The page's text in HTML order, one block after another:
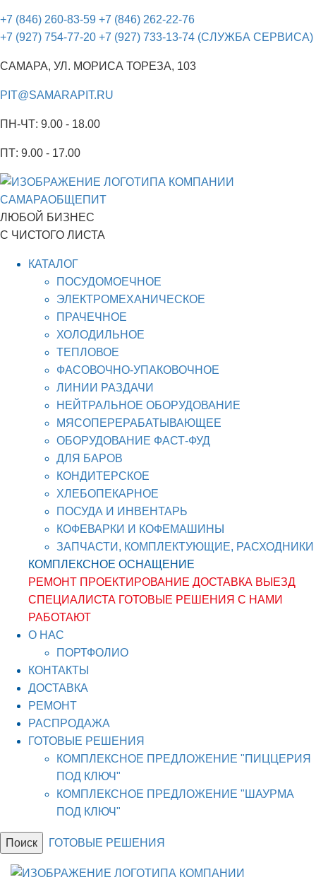
+7 (846) 260-83-59 +7 (846) 262-22-76
+7 (927) 754-77-20 +7 (927) 733-13-74 (CЛУЖБА СЕРВИСА)
САМАРА, УЛ. МОРИСА ТОРЕЗА, 103
PIT@SAMARAPIT.RU
ПН-ЧТ: 9.00 - 18.00
ПТ: 9.00 - 17.00
ЛЮБОЙ БИЗНЕС
С ЧИСТОГО ЛИСТА
КАТАЛОГ
ПОСУДОМОЕЧНОЕ
ЭЛЕКТРОМЕХАНИЧЕСКОЕ
ПРАЧЕЧНОЕ
ХОЛОДИЛЬНОЕ
ТЕПЛОВОЕ
ФАСОВОЧНО-УПАКОВОЧНОЕ
ЛИНИИ РАЗДАЧИ
НЕЙТРАЛЬНОЕ ОБОРУДОВАНИЕ
МЯСОПЕРЕРАБАТЫВАЮЩЕЕ
ОБОРУДОВАНИЕ ФАСТ-ФУД
ДЛЯ БАРОВ
КОНДИТЕРСКОЕ
ХЛЕБОПЕКАРНОЕ
ПОСУДА И ИНВЕНТАРЬ
КОФЕВАРКИ И КОФЕМАШИНЫ
ЗАПЧАСТИ, КОМПЛЕКТУЮЩИЕ, РАСХОДНИКИ
КОМПЛЕКСНОЕ ОСНАЩЕНИЕ
РЕМОНТ ПРОЕКТИРОВАНИЕ ДОСТАВКА ВЫЕЗД
СПЕЦИАЛИСТА ГОТОВЫЕ РЕШЕНИЯ С НАМИ
РАБОТАЮТ
О НАС
ПОРТФОЛИО
КОНТАКТЫ
ДОСТАВКА
РЕМОНТ
РАСПРОДАЖА
ГОТОВЫЕ РЕШЕНИЯ
КОМПЛЕКСНОЕ ПРЕДЛОЖЕНИЕ "ПИЦЦЕРИЯ
ПОД КЛЮЧ"
КОМПЛЕКСНОЕ ПРЕДЛОЖЕНИЕ "ШАУРМА
ПОД КЛЮЧ"
Поиск ГОТОВЫЕ РЕШЕНИЯ